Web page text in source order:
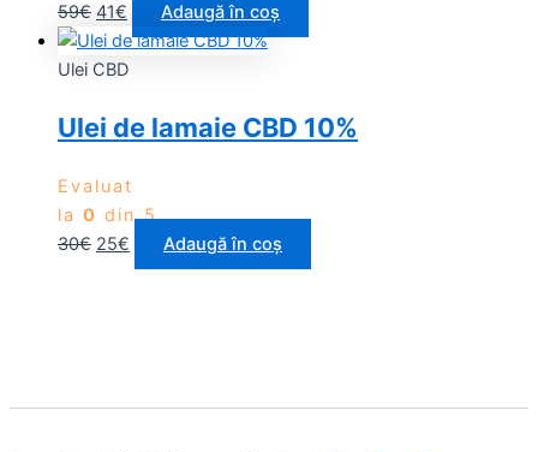
59€ 41€ Adaugă în coș
Ulei CBD
Ulei de lamaie CBD 10%
Evaluat
la 0 din 5
30€ 25€ Adaugă în coș